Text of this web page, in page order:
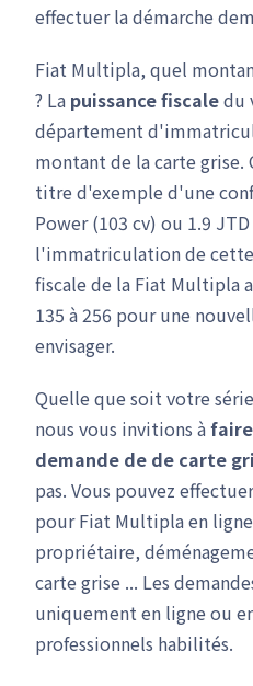
effectuer la démarche
Fiat Multipla, quel
? La puissance fiscaledu
département
montant de la carte
titre d'exemple d'une
Power (103 cv) ou 1.9
l'immatriculation de cette
fiscale de la Fiat Multipla
135 à 256 pour une
envisager.
Quelle que soit votre
nous vous invitions à
demande de de carte
pas. Vous pouvez
pour Fiat Multipla en
propriétaire,
carte grise ... Les
uniquement en ligne ou
professionnels habilités.